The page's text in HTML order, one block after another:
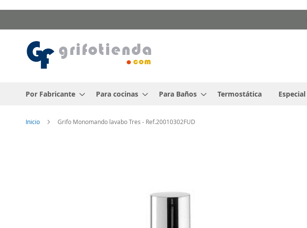
al
Por Fabricante Para cocinas Para Baños Termostática Especial
Inicio Grifo Monomando lavabo Tres - Ref.20010302FUD